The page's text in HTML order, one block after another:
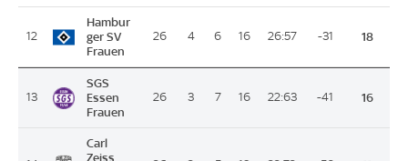
12
Hambur
ger SV
Frauen
26 4 6 16 26:57 -31 18
13
SGS
Essen
Frauen
26 3 7 16 22:63 -41 16
Carl
Zeiss